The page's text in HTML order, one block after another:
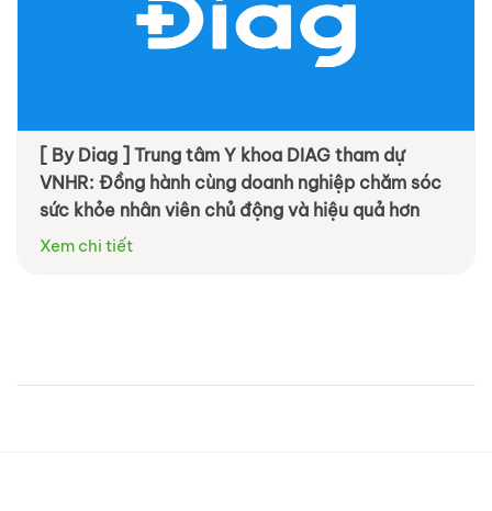
[ By Diag ] Trung tâm Y khoa DIAG tham dự
VNHR: Đồng hành cùng doanh nghiệp chăm sóc
sức khỏe nhân viên chủ động và hiệu quả hơn
Xem chi tiết